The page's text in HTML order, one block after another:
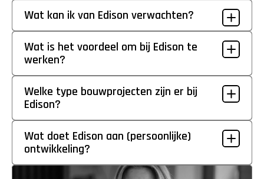
Wat kan ik van Edison verwachten?
Wat is het voordeel om bij Edison te
werken?
Welke type bouwprojecten zijn er bij
Edison?
Wat doet Edison aan (persoonlijke)
ontwikkeling?